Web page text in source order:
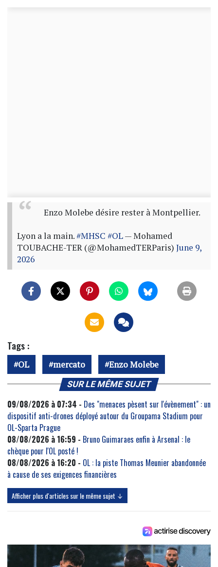
Enzo Molebe désire rester à Montpellier.
Lyon a la main.#MHSC #OL— Mohamed
TOUBACHE-TER (@MohamedTERParis) June 9,
2026
Tags :
OL mercato Enzo Molebe
SUR LE MÊME SUJET
09/08/2026 à 07:34 - Des "menaces pèsent sur l'évènement" : un
dispositif anti-drones déployé autour du Groupama Stadium pour
OL-Sparta Prague
08/08/2026 à 16:59 - Bruno Guimaraes enfin à Arsenal : le
chèque pour l'OL posté !
08/08/2026 à 16:20 - OL : la piste Thomas Meunier abandonnée
à cause de ses exigences financières
Afficher plus d'articles sur le même sujet ↓